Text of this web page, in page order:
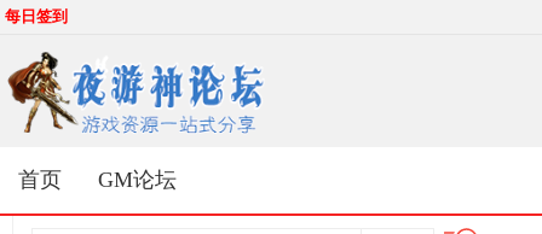
每日签到
首页 GM论坛